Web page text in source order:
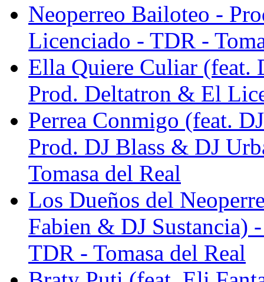
Neoperreo Bailoteo -
Licenciado - TDR -
Ella Quiere Culiar (feat.
Prod. Deltatron & El
Perrea Conmigo (feat.
Prod. DJ Blass & DJ
Tomasa del Real
Los Dueños del
Fabien & DJ Sustancia)
TDR - Tomasa del Real